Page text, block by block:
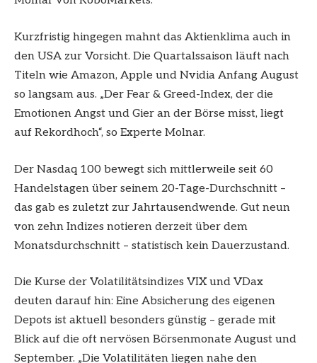
Kurzfristig hingegen mahnt das Aktienklima auch in
den USA zur Vorsicht. Die Quartalssaison läuft nach
Titeln wie Amazon, Apple und Nvidia Anfang August
so langsam aus. „Der Fear & Greed-Index, der die
Emotionen Angst und Gier an der Börse misst, liegt
auf Rekordhoch“, so Experte Molnar.
Der Nasdaq 100 bewegt sich mittlerweile seit 60
Handelstagen über seinem 20-Tage-Durchschnitt –
das gab es zuletzt zur Jahrtausendwende. Gut neun
von zehn Indizes notieren derzeit über dem
Monatsdurchschnitt – statistisch kein Dauerzustand.
Die Kurse der Volatilitätsindizes VIX und VDax
deuten darauf hin: Eine Absicherung des eigenen
Depots ist aktuell besonders günstig – gerade mit
Blick auf die oft nervösen Börsenmonate August und
September. „Die Volatilitäten liegen nahe den